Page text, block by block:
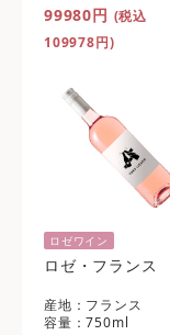
99980円 (税込
109978円)
ロゼワイン
ロゼ・フランス
産地：フランス
容量：750ml